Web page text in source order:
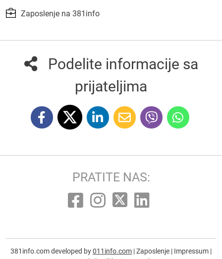
Zaposlenje na 381info
Podelite informacije sa
prijateljima
PRATITE NAS:
381info.com developed by011info.com |Zaposlenje | Impressum |